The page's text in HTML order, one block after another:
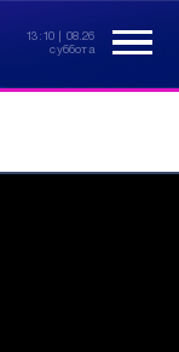
13:10 | 08.26
суббота